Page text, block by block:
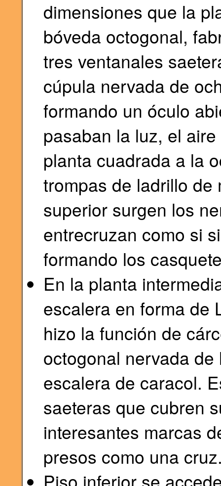
dimensiones que la
bóveda octogonal,
tres ventanales
cúpula nervada de
formando un óculo
pasaban la luz, el
planta cuadrada a la
trompas de ladrillo de
superior surgen los
entrecruzan como si
formando los
En la planta
escalera en forma de
hizo la función de
octogonal nervada
escalera de caracol.
saeteras que cubren
interesantes marcas
presos como una
Piso inferior se